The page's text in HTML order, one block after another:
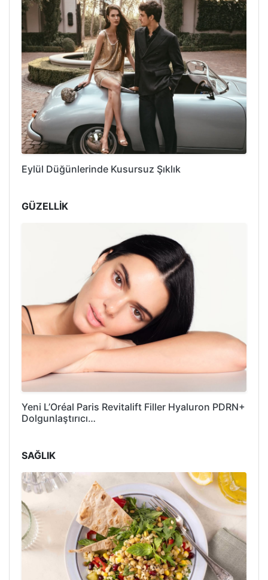
Eylül Düğünlerinde Kusursuz Şıklık
GÜZELLİK
Yeni L’Oréal Paris Revitalift Filler Hyaluron PDRN+
Dolgunlaştırıcı…
SAĞLIK